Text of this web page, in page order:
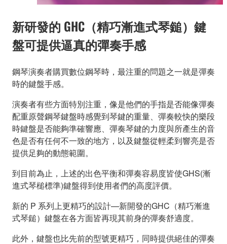
新研發的 GHC（精巧漸進式琴鎚）鍵
盤可提供逼真的彈奏手感
鋼琴演奏者購買數位鋼琴時，最注重的問題之一就是彈奏
時的鍵盤手感。
演奏者有些方面特別注重，像是他們的手指是否能像彈奏
配重原聲鋼琴鍵盤時感覺到琴鍵的重量、彈奏較快的樂段
時鍵盤是否能夠準確響應、彈奏琴鍵的力度與所產生的音
色是否有任何不一致的地方，以及鍵盤從輕柔到響亮是否
提供足夠的動態範圍。
到目前為止，上述的出色平衡和彈奏容易度皆使GHS(漸
進式琴槌標準)鍵盤得到使用者們的高度評價。
新的 P 系列上更精巧的設計—新開發的GHC（精巧漸進
式琴鎚）鍵盤在各方面皆再現其前身的彈奏舒適度。
此外，鍵盤也比先前的型號更精巧，同時提供絕佳的彈奏